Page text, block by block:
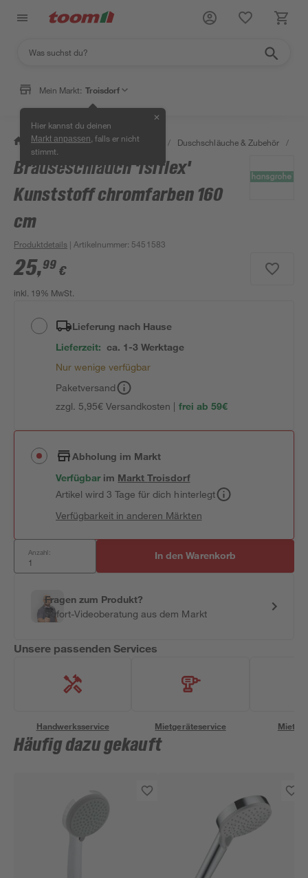
Mein Markt: Troisdorf
Hier kannst du deinen
Markt anpassen , falls er nicht
stimmt.
✕
/ Bad & Sanitär / Badarmaturen / Duschschläuche & Zubehör /
Brauseschlauch 'Isiflex'
Kunststoff chromfarben 160
cm
Produktdetails | Artikelnummer: 5451583
25,99 €
inkl. 19% MwSt.
Lieferung nach Hause
Lieferzeit: ca. 1-3 Werktage
Nur wenige verfügbar
Paketversand
zzgl. 5,95€ Versandkosten | frei ab 59€
Abholung im Markt
Verfügbar im MarktTroisdorf
Artikel wird 3 Tage für dich hinterlegt
Verfügbarkeit in anderen Märkten
Anzahl: In den Warenkorb
Fragen zum Produkt?
Sofort-Videoberatung aus dem Markt
Unsere passenden Services
Handwerksservice Mietgeräteservice
Häufig dazu gekauft